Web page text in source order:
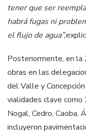
tener que ser
habrá fugas ni
el flujo de agua”,
Posteriormente, en la
obras en las
del Valle y
vialidades clave como
Nogal, Cedro, Caoba,
incluyeron